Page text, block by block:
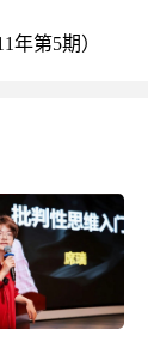
年第5期）